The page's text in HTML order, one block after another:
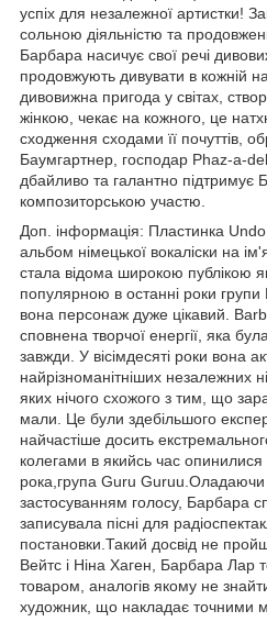
успіх для незалежної артистки!
сольною діяльністю та
Барбара насичує свої речі
продовжують дивувати в кожній
дивовижна пригода у світах,
жінкою, чекає на кожного, це
сходження сходами її почуттів,
Баумгартнер, господар Phaz-a-
дбайливо та галантно підтримує
композиторською участю.
Доп. інформація: Пластинка
альбом німецької вокаліски на
стала відома широкою публікою
популярною в останні роки
вона персонаж дуже цікавий.
сповнена творчої енергії, яка
завжди. У вісімдесяті роки вона
найрізноманітніших незалежних
яких нічого схожого з тим, що
мали. Це були здебільшого
найчастіше досить
колегами в якийсь час
рока,група Guru
застосуванням голосу, Барбара
записувала пісні для
постановки.Такий досвід не
Вейтс і Ніна Хаген, Барбара Лар
товаром, аналогів якому не
художник, що накладає точними